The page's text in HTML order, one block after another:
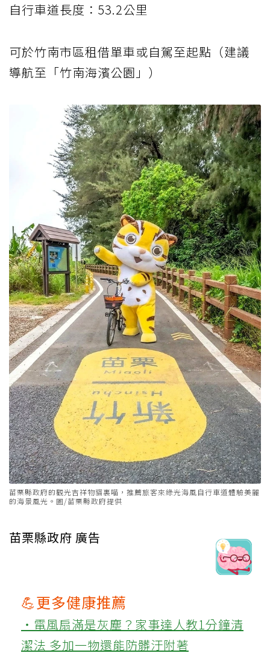
自行車道長度：53.2公里
可於竹南市區租借單車或自駕至起點（建議
導航至「竹南海濱公園」）
苗栗縣政府的觀光吉祥物貓裏喵，推薦旅客來綠光海風自行車道體驗美麗
的海景風光。圖/苗栗縣政府提供
苗栗縣政府 廣告
💪更多健康推薦
‧電風扇滿是灰塵？家事達人教1分鐘清
潔法 多加一物還能防髒汙附著